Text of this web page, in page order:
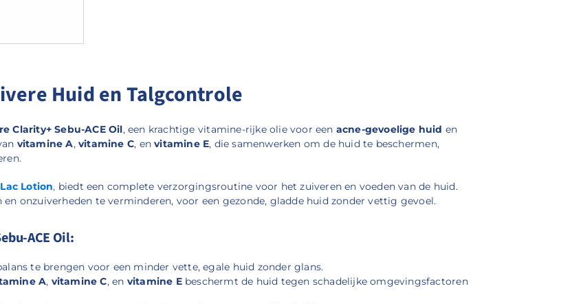
Huid en Talgcontrole
Clarity+ Sebu-ACE Oil, een krachtige vitamine-rijke olie voor een acne-gevoelige huid en
vitamine A,vitamine C, envitamine E, die samenwerken om de huid te beschermen,
Lotion, biedt een complete verzorgingsroutine voor het zuiveren en voeden van de huid.
onzuiverheden te verminderen, voor een gezonde, gladde huid zonder vettig gevoel.
ACE Oil:
te brengen voor een minder vette, egale huid zonder glans.
A, vitamine C, en vitamine Ebeschermt de huid tegen schadelijke omgevingsfactoren